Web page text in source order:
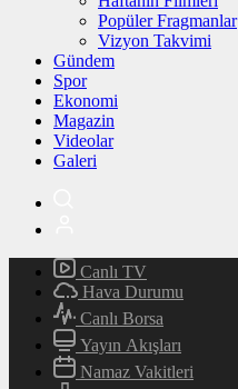
Popüler Fragmanlar
Vizyon Takvimi
Gündem
Spor
Ekonomi
Magazin
Videolar
Galeri
Canlı TV
Hava Durumu
Canlı Borsa
Yayın Akışları
Namaz Vakitleri